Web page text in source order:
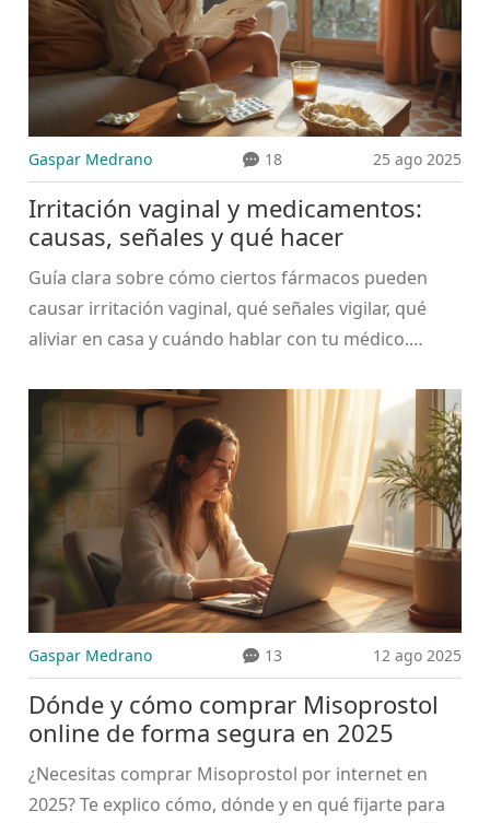
Gaspar Medrano 18 25 ago 2025
Irritación vaginal y medicamentos:
causas, señales y qué hacer
Guía clara sobre cómo ciertos fármacos pueden
causar irritación vaginal, qué señales vigilar, qué
aliviar en casa y cuándo hablar con tu médico.
Gaspar Medrano 13 12 ago 2025
Dónde y cómo comprar Misoprostol
online de forma segura en 2025
¿Necesitas comprar Misoprostol por internet en
2025? Te explico cómo, dónde y en qué fijarte para